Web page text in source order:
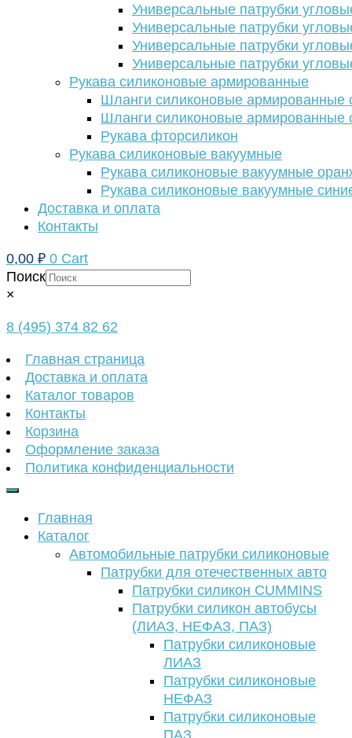
Универсальные патрубки
Универсальные патрубки
Универсальные патрубки
Универсальные патрубки
Рукава силиконовые армированные
Шланги силиконовые армированные
Шланги силиконовые армированные
Рукава фторсиликон
Рукава силиконовые вакуумные
Рукава силиконовые вакуумные
Рукава силиконовые вакуумные
Доставка и оплата
Контакты
0,00 ₽ 0 Cart
Поиск
×
8 (495) 374 82 62
Главная страница
Доставка и оплата
Каталог товаров
Контакты
Корзина
Оформление заказа
Политика конфиденциальности
Главная
Каталог
Автомобильные патрубки силиконовые
Патрубки для отечественных авто
Патрубки силикон CUMMINS
Патрубки силикон автобусы
(ЛИАЗ, НЕФАЗ, ПАЗ)
Патрубки силиконовые
ЛИАЗ
Патрубки силиконовые
НЕФАЗ
Патрубки силиконовые
ПАЗ